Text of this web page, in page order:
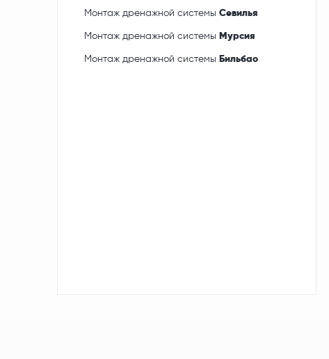
Монтаж дренажной системы Севилья
Монтаж дренажной системы Мурсия
Монтаж дренажной системы Бильбао